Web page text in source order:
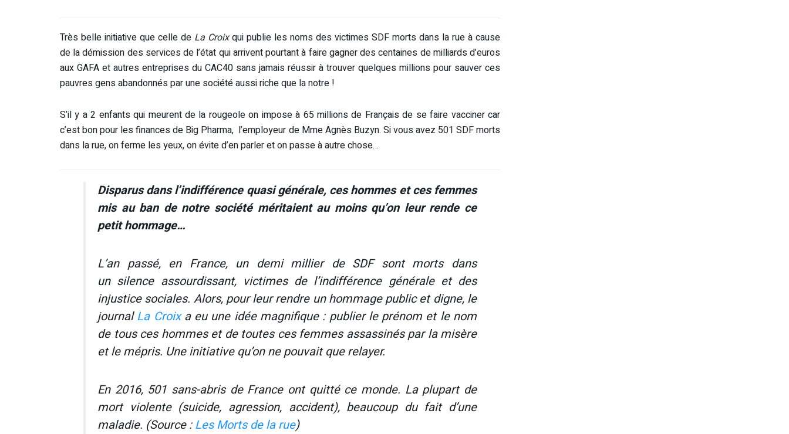
Très belle initiative que celle de La Croixqui publie les noms des victimes SDF morts dans la rue à cause
de la démission des services de l’état qui arrivent pourtant à faire gagner des centaines de milliards d’euros
aux GAFA et autres entreprises du CAC40 sans jamais réussir à trouver quelques millions pour sauver ces
pauvres gens abandonnés par une société aussi riche que la notre !
S’il y a 2 enfants qui meurent de la rougeole on impose à 65 millions de Français de se faire vacciner car
c’est bon pour les finances de Big Pharma, l’employeur de Mme Agnès Buzyn. Si vous avez 501 SDF morts
dans la rue, on ferme les yeux, on évite d’en parler et on passe à autre chose…
Disparus dans l’indifférence quasi générale, ces hommes et ces femmes
mis au ban de notre société méritaient au moins qu’on leur rende ce
petit hommage…
L’an passé, en France, un demi millier de SDF sont morts dans
un silence assourdissant, victimes de l’indifférence générale et des
injustice sociales. Alors, pour leur rendre un hommage public et digne, le
journalLa Croixa eu une idée magnifique : publier le prénom et le nom
de tous ces hommes et de toutes ces femmes assassinés par la misère
et le mépris. Une initiative qu’on ne pouvait que relayer.
En 2016, 501 sans-abris de France ont quitté ce monde. La plupart de
mort violente (suicide, agression, accident), beaucoup du fait d’une
maladie. (Source :Les Morts de la rue)